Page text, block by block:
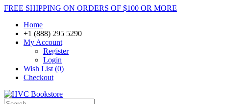
FREE SHIPPING ON ORDERS OF $100 OR MORE
Home
+1 (888) 295 5290
My Account
Register
Login
Wish List (0)
Checkout